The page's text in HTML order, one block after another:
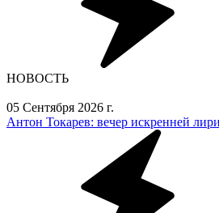
НОВОСТЬ
05 Сентября 2026 г.
Антон Токарев: вечер искренней